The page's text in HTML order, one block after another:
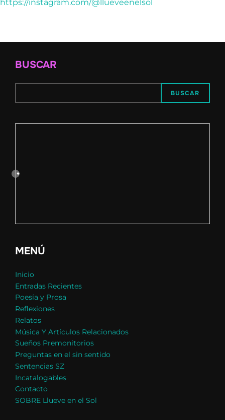
https://instagram.com/@llueveenelsol
BUSCAR
BUSCAR
MENÚ
Inicio
Entradas Recientes
Poesía y Prosa
Reflexiones
Relatos
Música Y Artículos Relacionados
Sueños Premonitorios
Preguntas en el sin sentido
Sentencias SZ
Incatalogables
Contacto
SOBRE Llueve en el Sol